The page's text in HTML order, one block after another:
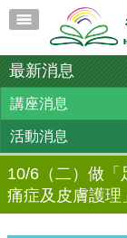
最新消息
講座消息
活動消息
10/6（二）做「
痛症及皮膚護理